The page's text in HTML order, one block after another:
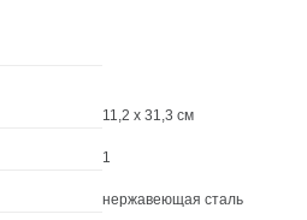
11,2 x 31,3 см
1
нержавеющая сталь